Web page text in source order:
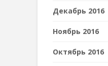
Декабрь 2016
Ноябрь 2016
Октябрь 2016